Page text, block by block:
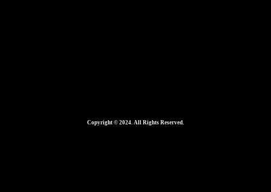
Copyright © 2024. All Rights Reserved.